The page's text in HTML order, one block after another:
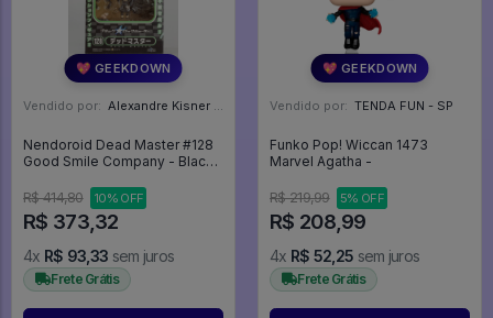
💖 GEEKDOWN
Vendido por: Alexandre Kisner - PR
Nendoroid Dead Master #128
Good Smile Company - Black
R$ 414,80
10% OFF
R$ 373,32
4x R$ 93,33 sem juros
Frete Grátis
💖 GEEKDOWN
Vendido por: TENDA FUN - SP
Funko Pop! Wiccan 1473
Marvel Agatha -
R$ 219,99 5% OFF
R$ 208,99
4x R$ 52,25 sem juros
Frete Grátis